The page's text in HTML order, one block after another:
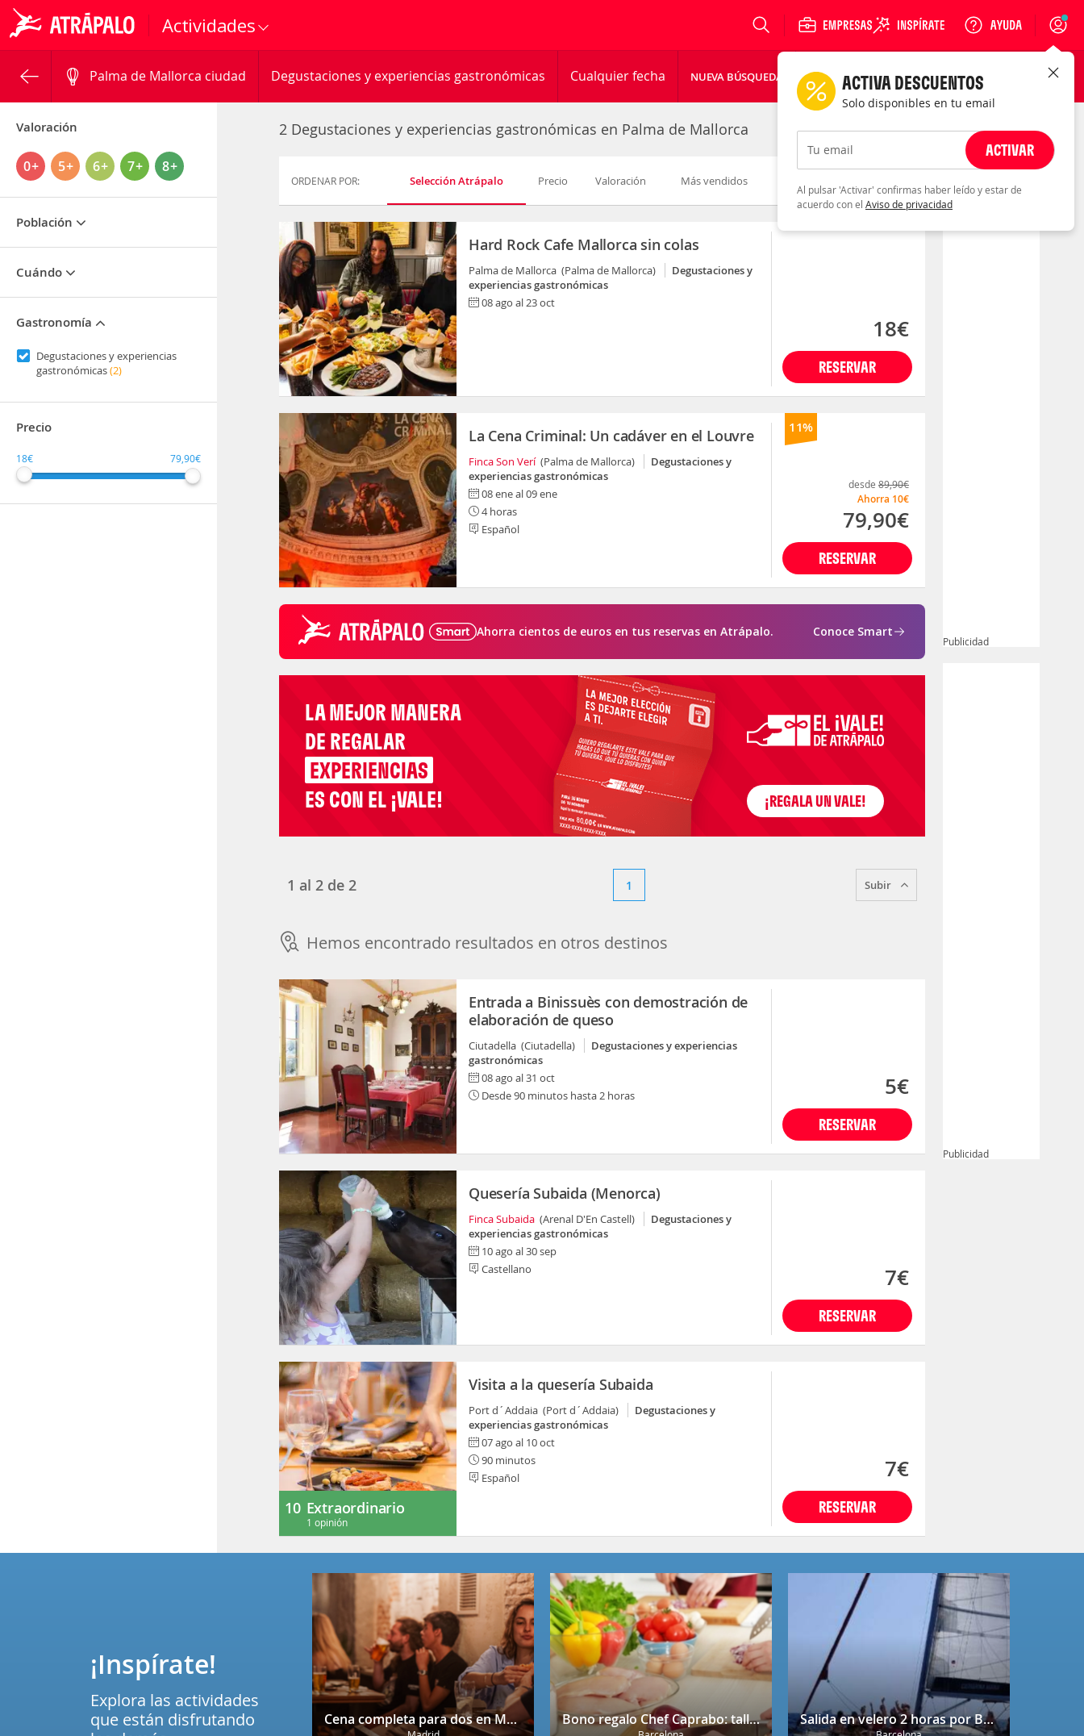
Actividades Login
Palma de Mallorca ciudad Degustaciones y experiencias gastronómicas Cualquier fecha NUEVA BÚSQUEDA
Valoración
0+ 5+ 6+ 7+ 8+
Población
Cuándo
Gastronomía
Degustaciones y experiencias
gastronómicas(2)
Precio
18€ 79,90€
2 Degustaciones y experiencias gastronómicas en Palma de Mallorca
ORDENAR POR: Selección Atrápalo Precio Valoración Más vendidos
Hard Rock Cafe Mallorca sin colas
Palma de Mallorca (Palma de Mallorca)
Degustaciones y
experiencias gastronómicas
08 ago al 23 oct
RESERVAR
18€
11%
La Cena Criminal: Un cadáver en el Louvre
Finca Son Verí (Palma de Mallorca)
Degustaciones y
experiencias gastronómicas
08 ene al 09 ene
4 horas
Español
RESERVAR
desde 89,90€
Ahorra 10€
79,90€
Ahorra cientos de euros en tus reservas en Atrápalo. Conoce Smart
LA MEJOR MANERA
DE REGALAR
EXPERIENCIAS
ES CON EL ¡VALE!
1 al 2 de 2 1 Subir
Hemos encontrado resultados en otros destinos
Entrada a Binissuès con demostración de
elaboración de queso
Ciutadella (Ciutadella)
Degustaciones y experiencias
gastronómicas
08 ago al 31 oct
Desde 90 minutos hasta 2 horas
RESERVAR
5€
Quesería Subaida (Menorca)
Finca Subaida (Arenal D'En Castell)
Degustaciones y
experiencias gastronómicas
10 ago al 30 sep
Castellano
RESERVAR
7€
10 Extraordinario
1 opinión
Visita a la quesería Subaida
Port d´Addaia (Port d´Addaia)
Degustaciones y
experiencias gastronómicas
07 ago al 10 oct
90 minutos
Español
RESERVAR
7€
Publicidad
Publicidad
Cena completa para dos en Mendrugo con cerveza artesana incluida Bono regalo Chef Caprabo: taller de cocina a escoger con degustación Salida en velero 2 horas por Barcelona
¡Inspírate!
Explora las actividades
que están disfrutando
ACTIVA DESCUENTOS
Solo disponibles en tu email
Tu email ACTIVAR
Al pulsar 'Activar' confirmas haber leído y estar de
acuerdo con el Aviso de privacidad